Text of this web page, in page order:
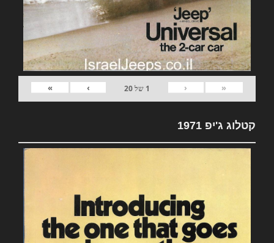
«
‹
1 של20
›
»
קטלוג ג'יפ 1971